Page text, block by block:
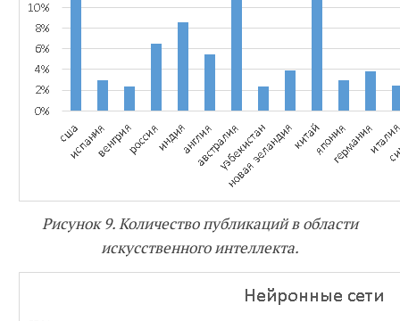
Рисунок 9. Количество публикаций в области
искусственного интеллекта.